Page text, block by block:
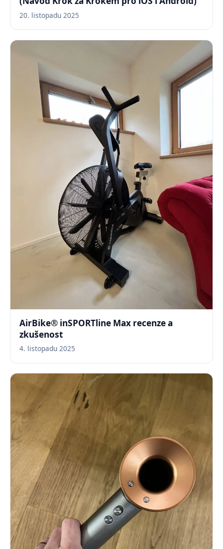
20. listopadu 2025
AirBike® inSPORTline Max recenze a
zkušenost
4. listopadu 2025